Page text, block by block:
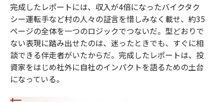
完成したレポートには、収入が4倍になったバイクタク
シー運転手など村の人々の証言を惜しみなく載せ、約35
ページの全体を一つのロジックでつないだ。型どおりで
ない表現に踏み出せたのは、迷ったときでも、すぐに相
談できる伴走者がいたからだ。完成したレポートは、投
資家をはじめ社外に自社のインパクトを語るための土台
になっている。